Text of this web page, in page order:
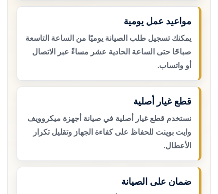
مواعيد عمل يومية
يمكنك تسجيل طلب الصيانة يوميًا من الساعة التاسعة
صباحًا حتى الساعة الحادية عشر مساءً عبر الاتصال
أو واتساب.
قطع غيار أصلية
نستخدم قطع غيار أصلية في صيانة أجهزة ميكروويف
وايت بوينت للحفاظ على كفاءة الجهاز وتقليل تكرار
الأعطال.
ضمان على الصيانة